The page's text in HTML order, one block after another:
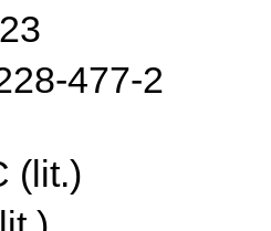
477-2
(lit.)